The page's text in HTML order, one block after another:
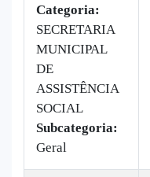
Categoria:
SECRETARIA
MUNICIPAL
DE
ASSISTÊNCIA
SOCIAL
Subcategoria:
Geral